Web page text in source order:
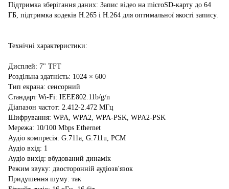
Підтримка зберігання даних: Запис відео на microSD-карту до 64
ГБ, підтримка кодеків H.265 і H.264 для оптимальної якості запису.
Технічні характеристики:
Дисплей: 7" TFT
Роздільна здатність: 1024 × 600
Тип екрана: сенсорний
Стандарт Wi-Fi: IEEE802.11b/g/n
Діапазон частот: 2.412-2.472 МГц
Шифрування: WPA, WPA2, WPA-PSK, WPA2-PSK
Мережа: 10/100 Mbps Ethernet
Аудіо компресія: G.711a, G.711u, PCM
Аудіо вхід: 1
Аудіо вихід: вбудований динамік
Режим звуку: двосторонній аудіозв'язок
Придушення шуму: так